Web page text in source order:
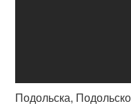
Подольска,